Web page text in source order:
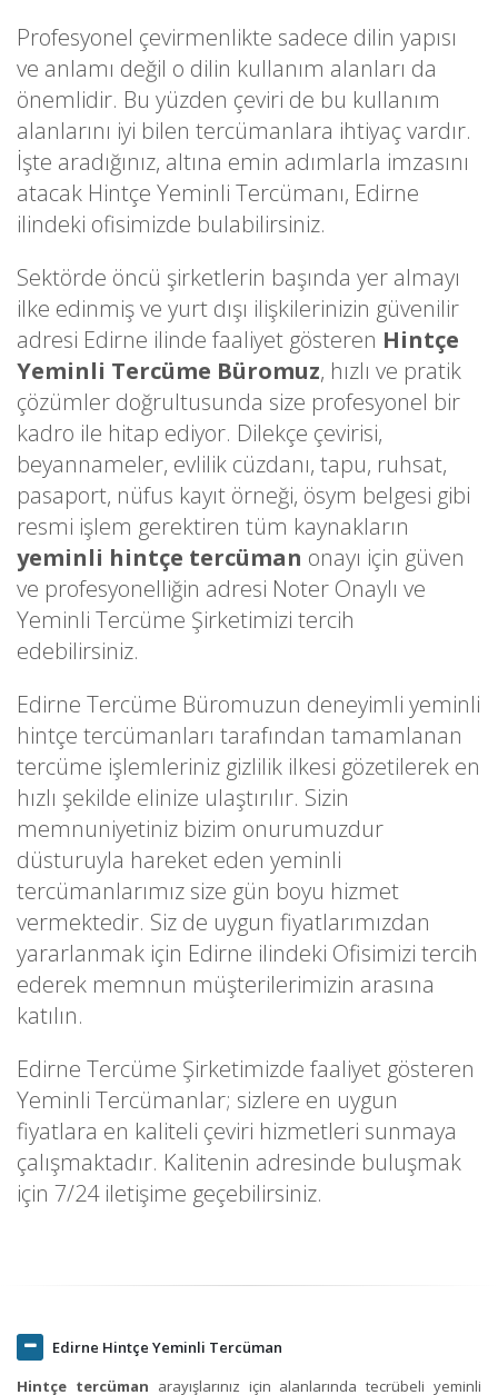
Profesyonel çevirmenlikte sadece dilin yapısı
ve anlamı değil o dilin kullanım alanları da
önemlidir. Bu yüzden çeviri de bu kullanım
alanlarını iyi bilen tercümanlara ihtiyaç vardır.
İşte aradığınız, altına emin adımlarla imzasını
atacak Hintçe Yeminli Tercümanı, Edirne
ilindeki ofisimizde bulabilirsiniz.
Sektörde öncü şirketlerin başında yer almayı
ilke edinmiş ve yurt dışı ilişkilerinizin güvenilir
adresi Edirne ilinde faaliyet gösteren Hintçe
Yeminli Tercüme Büromuz, hızlı ve pratik
çözümler doğrultusunda size profesyonel bir
kadro ile hitap ediyor. Dilekçe çevirisi,
beyannameler, evlilik cüzdanı, tapu, ruhsat,
pasaport, nüfus kayıt örneği, ösym belgesi gibi
resmi işlem gerektiren tüm kaynakların
yeminli hintçe tercüman onayı için güven
ve profesyonelliğin adresi Noter Onaylı ve
Yeminli Tercüme Şirketimizi tercih
edebilirsiniz.
Edirne Tercüme Büromuzun deneyimli yeminli
hintçe tercümanları tarafından tamamlanan
tercüme işlemleriniz gizlilik ilkesi gözetilerek en
hızlı şekilde elinize ulaştırılır. Sizin
memnuniyetiniz bizim onurumuzdur
düsturuyla hareket eden yeminli
tercümanlarımız size gün boyu hizmet
vermektedir. Siz de uygun fiyatlarımızdan
yararlanmak için Edirne ilindeki Ofisimizi tercih
ederek memnun müşterilerimizin arasına
katılın.
Edirne Tercüme Şirketimizde faaliyet gösteren
Yeminli Tercümanlar; sizlere en uygun
fiyatlara en kaliteli çeviri hizmetleri sunmaya
çalışmaktadır. Kalitenin adresinde buluşmak
için 7/24 iletişime geçebilirsiniz.
Edirne Hintçe Yeminli Tercüman
Hintçe tercüman arayışlarınız için alanlarında tecrübeli yeminli